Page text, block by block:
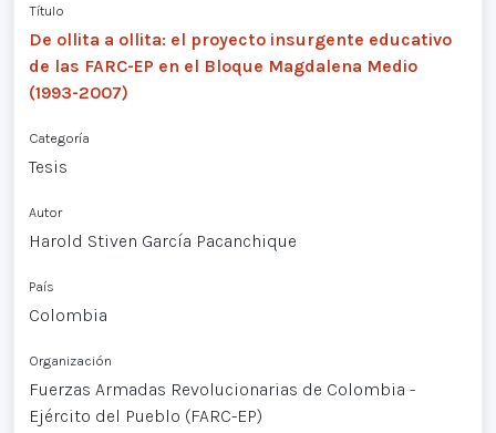
Título
De ollita a ollita: el proyecto insurgente educativo
de las FARC-EP en el Bloque Magdalena Medio
(1993-2007)
Categoría
Tesis
Autor
Harold Stiven García Pacanchique
País
Colombia
Organización
Fuerzas Armadas Revolucionarias de Colombia -
Ejército del Pueblo (FARC-EP)